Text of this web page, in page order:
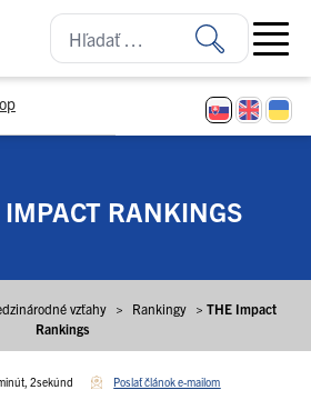
Open
RANKINGS
vzťahy > Rankingy > THE Impact
Rankings
2sekúnd Poslať článok e-mailom